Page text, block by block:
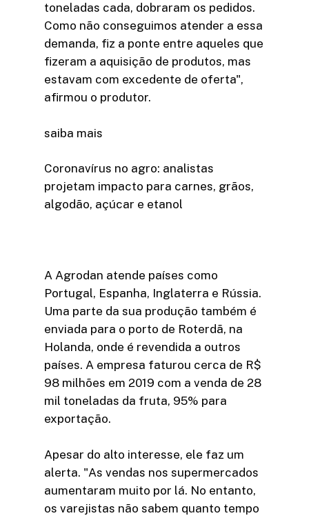
toneladas cada, dobraram os pedidos.
Como não conseguimos atender a essa
demanda, fiz a ponte entre aqueles que
fizeram a aquisição de produtos, mas
estavam com excedente de oferta",
afirmou o produtor.
saiba mais
Coronavírus no agro: analistas
projetam impacto para carnes, grãos,
algodão, açúcar e etanol
A Agrodan atende países como
Portugal, Espanha, Inglaterra e Rússia.
Uma parte da sua produção também é
enviada para o porto de Roterdã, na
Holanda, onde é revendida a outros
países. A empresa faturou cerca de R$
98 milhões em 2019 com a venda de 28
mil toneladas da fruta, 95% para
exportação.
Apesar do alto interesse, ele faz um
alerta. "As vendas nos supermercados
aumentaram muito por lá. No entanto,
os varejistas não sabem quanto tempo